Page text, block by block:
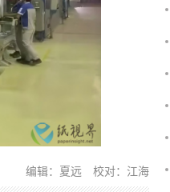
编辑：夏远 校对：江海